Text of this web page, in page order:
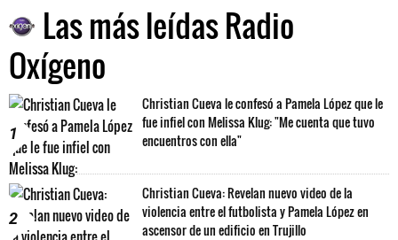
Las más leídas Radio
Oxígeno
1
Christian Cueva le confesó a Pamela López que le
fue infiel con Melissa Klug: "Me cuenta que tuvo
encuentros con ella"
2
Christian Cueva: Revelan nuevo video de la
violencia entre el futbolista y Pamela López en
ascensor de un edificio en Trujillo